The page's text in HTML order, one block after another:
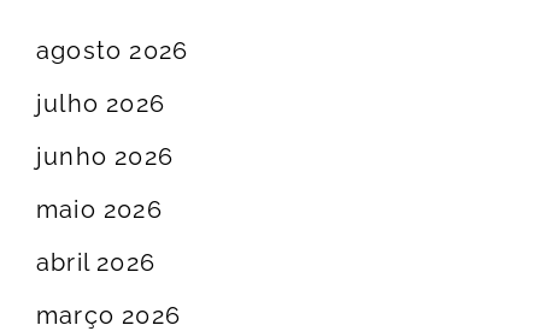
agosto 2026
julho 2026
junho 2026
maio 2026
abril 2026
março 2026